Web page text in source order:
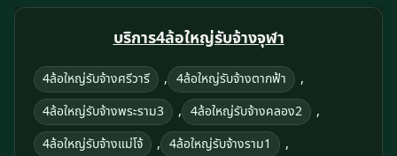
บริการ4ล้อใหญ่รับจ้างจุฬา
4ล้อใหญ่รับจ้างศรีวารี , 4ล้อใหญ่รับจ้างตากฟ้า ,
4ล้อใหญ่รับจ้างพระราม3 , 4ล้อใหญ่รับจ้างคลอง2 ,
4ล้อใหญ่รับจ้างแม่โจ้ , 4ล้อใหญ่รับจ้างราม1 ,